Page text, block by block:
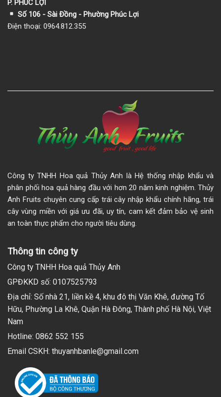
P. PHÚC LỢI
Số 106 - Sài Đồng - Phường Phúc Lợi
Điện thoại: 0964.812.355
Công ty TNHH Hoa quả Thủy Anh là Hệ thống nhập khẩu và
phân phối hoa quả hàng đầu với hơn 20 năm kinh nghiệm. Thủy
Anh Fruits chuyên cung cấp trái cây nhập khẩu chính hãng, trái
cây vùng miền với giá ưu đãi, uy tín, cam kết đảm bảo vệ sinh
an toàn thực phẩm cho người tiêu dùng.
Thông tin công ty
Công ty TNHH Hoa quả Thủy Anh
GPĐKKD số: 0107525793
Địa chỉ: Số nhà 21, liền kề 4, khu đô thị Văn Khê, đường Tố
Hữu, Phường La Khê, Quận Hà Đông, Thành phố Hà Nội, Việt
Nam
Hotline: 0862 552 155
Email CSKH: thuyanhbanle@gmail.com